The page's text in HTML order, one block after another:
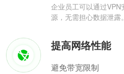
企业员工可以通过
源，无需担心数据泄露。
提高网络性能
避免带宽限制